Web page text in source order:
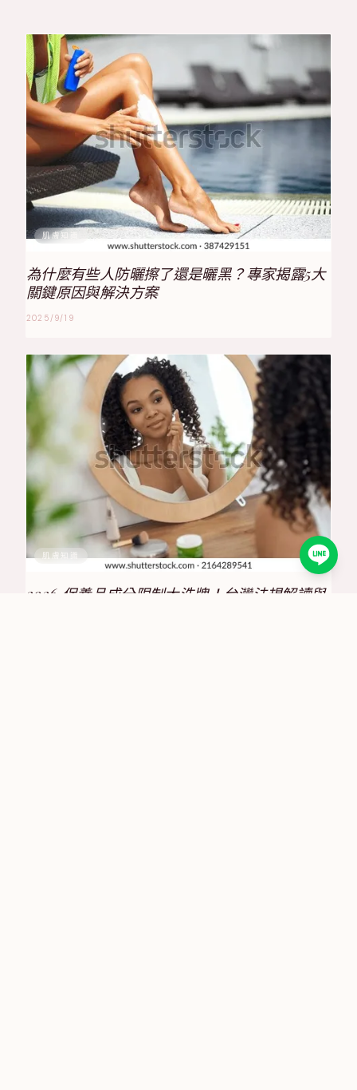
肌膚知識
為什麼有些人防曬擦了還是曬黑？專家揭露5大
關鍵原因與解決方案
2025/9/19
肌膚知識
2026 保養品成分限制大洗牌！台灣法規解讀與